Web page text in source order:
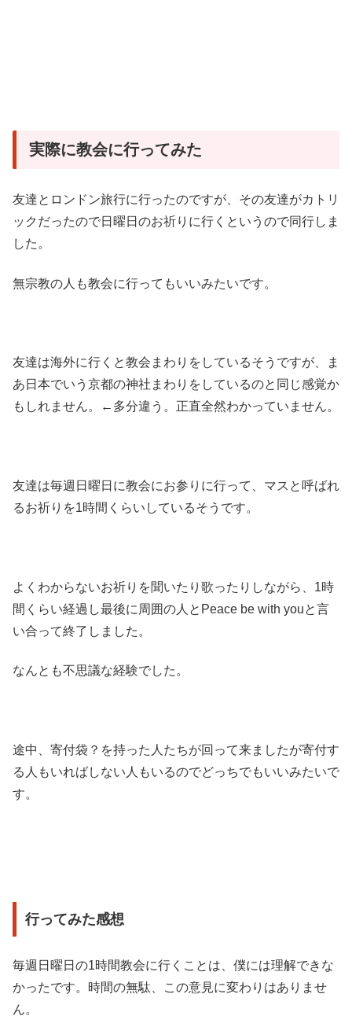
実際に教会に行ってみた
友達とロンドン旅行に行ったのですが、その友達がカトリ
ックだったので日曜日のお祈りに行くというので同行しま
した。
無宗教の人も教会に行ってもいいみたいです。
友達は海外に行くと教会まわりをしているそうですが、ま
あ日本でいう京都の神社まわりをしているのと同じ感覚か
もしれません。←多分違う。正直全然わかっていません。
友達は毎週日曜日に教会にお参りに行って、マスと呼ばれ
るお祈りを1時間くらいしているそうです。
よくわからないお祈りを聞いたり歌ったりしながら、1時
間くらい経過し最後に周囲の人とPeace be with youと言
い合って終了しました。
なんとも不思議な経験でした。
途中、寄付袋？を持った人たちが回って来ましたが寄付す
る人もいればしない人もいるのでどっちでもいいみたいで
す。
行ってみた感想
毎週日曜日の1時間教会に行くことは、僕には理解できな
かったです。時間の無駄、この意見に変わりはありませ
ん。